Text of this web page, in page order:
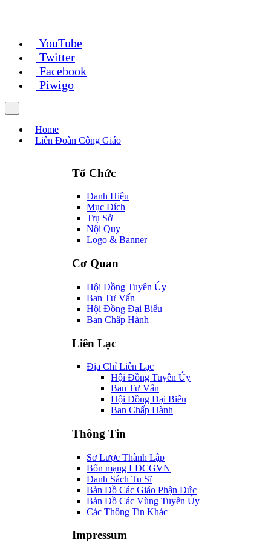
YouTube
Twitter
Facebook
Piwigo
Home
Liên Đoàn Công Giáo
Tổ Chức
Danh Hiệu
Mục Đích
Trụ Sở
Nội Quy
Logo & Banner
Cơ Quan
Hội Đồng Tuyên Úy
Ban Tư Vấn
Hội Đồng Đại Biểu
Ban Chấp Hành
Liên Lạc
Địa Chỉ Liên Lạc
Hội Đồng Tuyên Úy
Ban Tư Vấn
Hội Đồng Đại Biểu
Ban Chấp Hành
Thông Tin
Sơ Lược Thành Lập
Bổn mạng LĐCGVN
Danh Sách Tu Sĩ
Bản Đồ Các Giáo Phận Đức
Bản Đồ Các Vùng Tuyên Úy
Các Thông Tin Khác
Impressum